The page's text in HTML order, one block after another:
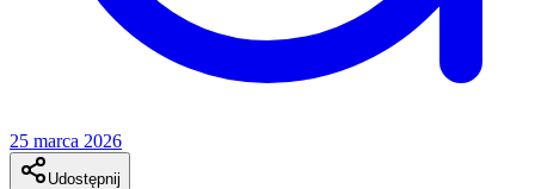
25 marca 2026
Udostępnij